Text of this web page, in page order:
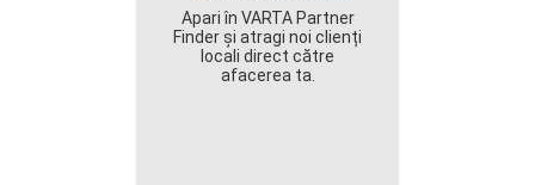
Apari în VARTA Partner
Finder și atragi noi clienți
locali direct către
afacerea ta.